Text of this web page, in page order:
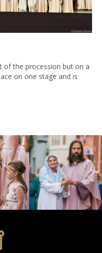
of the procession but on a
on one stage and is